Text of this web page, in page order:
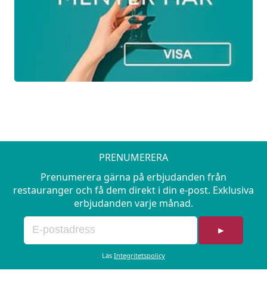
Gås från Munka Ljungby med
svartvinbärsgelé, kryddig rödkål, rostad
brysselkål, kanelstekta äpplen, sviskon,
konfiterad potatis, gåsasås
PRENUMERERA
Prenumerera gärna på erbjudanden från
restauranger och få dem direkt i din e-post. Exklusiva
erbjudanden varje månad.
►
Läs Integritetspolicy